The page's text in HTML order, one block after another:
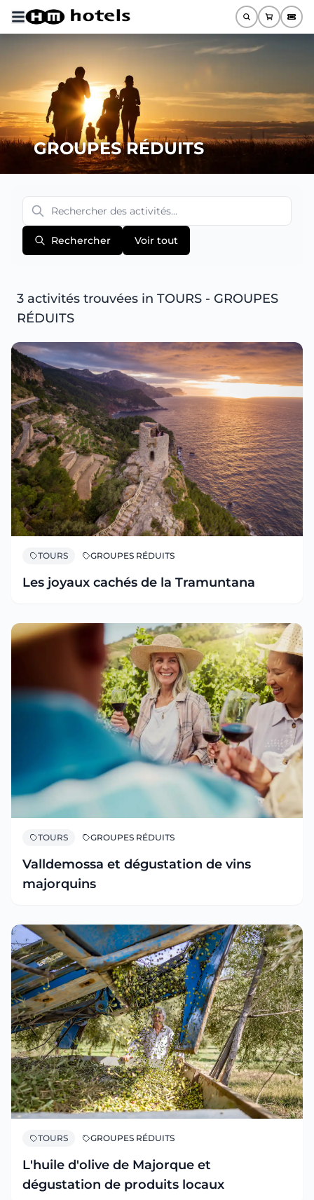
GROUPES RÉDUITS
Rechercher Voir tout
3 activités trouvées in TOURS - GROUPES
RÉDUITS
TOURS GROUPES RÉDUITS
Les joyaux cachés de la Tramuntana
TOURS GROUPES RÉDUITS
Valldemossa et dégustation de vins
majorquins
TOURS GROUPES RÉDUITS
L'huile d'olive de Majorque et
dégustation de produits locaux